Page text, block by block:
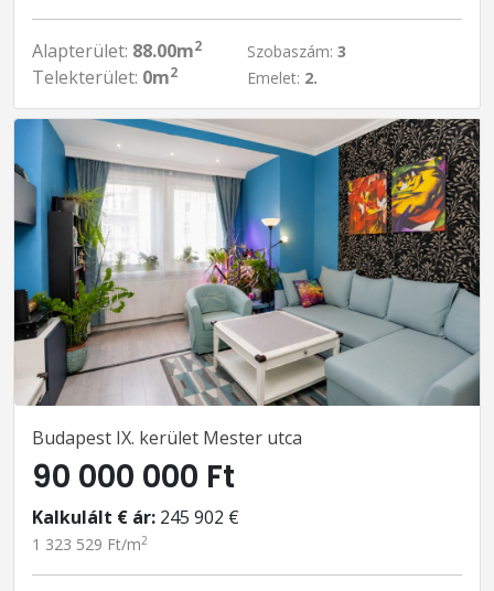
Alapterület: 88.00m2
Telekterület: 0m2
Szobaszám: 3
Emelet: 2.
Budapest IX. kerület Mester utca
90 000 000 Ft
Kalkulált € ár: 245 902 €
1 323 529 Ft/m2